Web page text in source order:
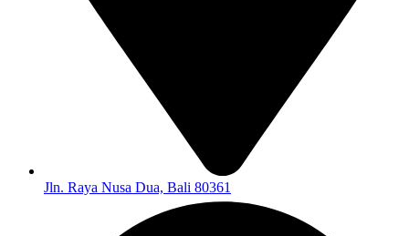
Jln. Raya Nusa Dua, Bali 80361